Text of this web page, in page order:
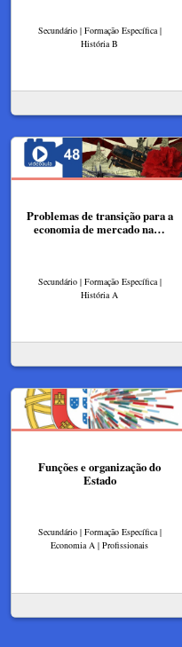
Secundário | Formação Específica |
História B
Problemas de transição para a
economia de mercado na…
Secundário | Formação Específica |
História A
Funções e organização do
Estado
Secundário | Formação Específica |
Economia A | Profissionais